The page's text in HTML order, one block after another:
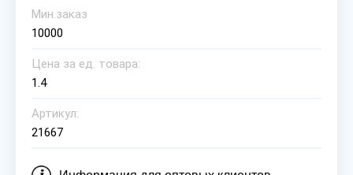
Мин.заказ
10000
Цена за ед. товара:
1.4
Артикул:
21667